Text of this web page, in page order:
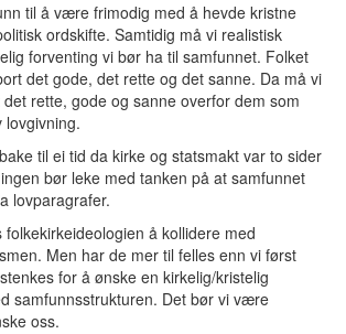
til å være frimodig med å hevde kristne
ordskifte. Samtidig må vi realistisk
forventing vi bør ha til samfunnet. Folket
det gode, det rette og det sanne. Da må vi
rette, gode og sanne overfor dem som
lovgivning.
til ei tid da kirke og statsmakt var to sider
bør leke med tanken på at samfunnet
lovparagrafer.
å kollidere med
Men har de mer til felles enn vi først
for å ønske en kirkelig/kristelig
samfunnsstrukturen. Det bør vi være
oss.